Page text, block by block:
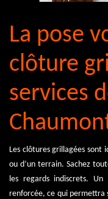
La pose
clôture
services
Les clôtures grillagées
ou d’un terrain. Sachez
les regards indiscrets.
renforcée, ce qui permettra